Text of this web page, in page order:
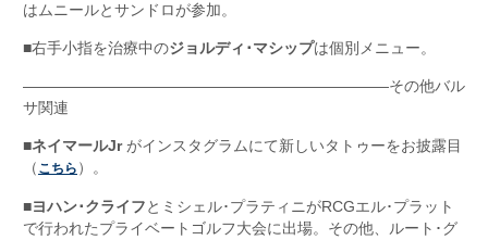
はムニールとサンドロが参加。
■右手小指を治療中のジョルディ･マシップは個別メニュー。
————————————————————————その他バル
サ関連
■ネイマールJr がインスタグラムにて新しいタトゥーをお披露目
（ こちら ）。
■ヨハン･クライフとミシェル･プラティニがRCGエル･プラット
で行われたプライベートゴルフ大会に出場。その他、ルート･グ